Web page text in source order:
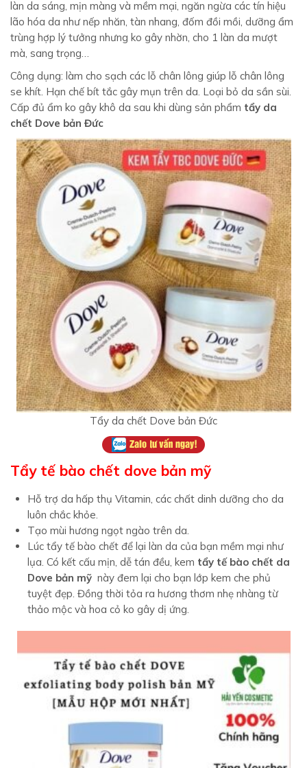
làn da sáng, mịn màng và mềm mại, ngăn ngừa các tín hiệu
lão hóa da như nếp nhăn, tàn nhang, đốm đồi mồi, dưỡng ẩm
trùng hợp lý tưởng nhưng ko gây nhờn, cho 1 làn da mượt
mà, sang trọng…
Công dụng: làm cho sạch các lỗ chân lông giúp lỗ chân lông
se khít. Hạn chế bít tắc gây mụn trên da. Loại bỏ da sần sùi.
Cấp đủ ẩm ko gây khô da sau khi dùng sản phẩm tẩy da
chết Dove bản Đức
Tẩy da chết Dove bản Đức
Tẩy tế bào chết dove bản mỹ
Hỗ trợ da hấp thụ Vitamin, các chất dinh dưỡng cho da
luôn chắc khỏe.
Tạo mùi hương ngọt ngào trên da.
Lúc tẩy tế bào chết để lại làn da của bạn mềm mại như
lụa. Có kết cấu mịn, dễ tán đều, kem tẩy tế bào chết da
Dove bản mỹ này đem lại cho bạn lớp kem che phủ
tuyệt đẹp. Đồng thời tỏa ra hương thơm nhẹ nhàng từ
thảo mộc và hoa cỏ ko gây dị ứng.